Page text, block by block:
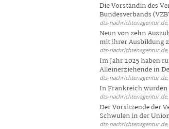
Die Vorständin des
Bundesverbands
dts-nachrichtenagentur.de,
Neun von zehn
mit ihrer Ausbildung
dts-nachrichtenagentur.de,
Im Jahr 2025 haben
Alleinerziehende in
dts-nachrichtenagentur.de,
In Frankreich wurden
dts-nachrichtenagentur.de,
Der Vorsitzende der
Schwulen in der
dts-nachrichtenagentur.de,